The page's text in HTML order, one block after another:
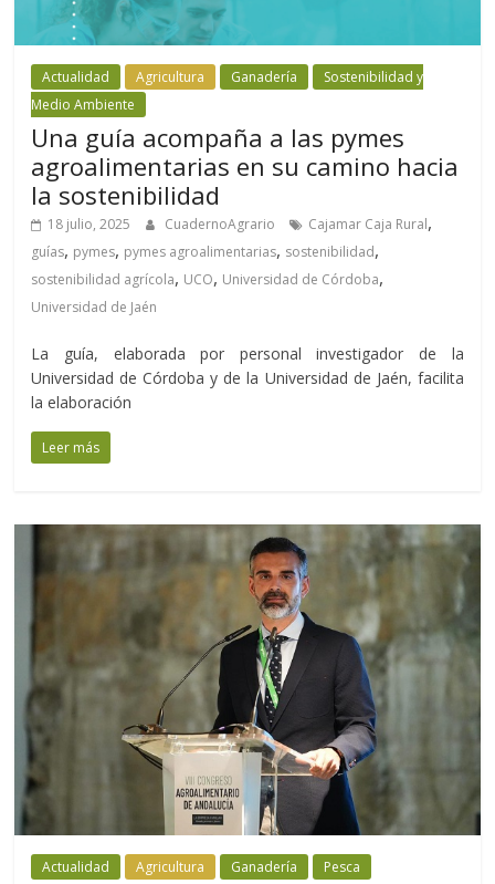
Actualidad Agricultura Ganadería
Sostenibilidad y
Medio Ambiente
Una guía acompaña a las pymes
agroalimentarias en su camino hacia
la sostenibilidad
18 julio, 2025 CuadernoAgrario Cajamar Caja Rural,
guías, pymes, pymes agroalimentarias, sostenibilidad,
sostenibilidad agrícola, UCO, Universidad de Córdoba,
Universidad de Jaén
La guía, elaborada por personal investigador de la
Universidad de Córdoba y de la Universidad de Jaén, facilita
la elaboración
Leer más
Actualidad Agricultura Ganadería Pesca